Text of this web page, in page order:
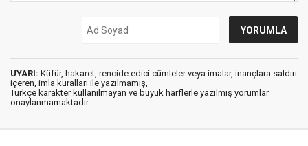
UYARI: Küfür, hakaret, rencide edici cümleler veya imalar, inançlara saldırı
içeren, imla kuralları ile yazılmamış,
Türkçe karakter kullanılmayan ve büyük harflerle yazılmış yorumlar
onaylanmamaktadır.